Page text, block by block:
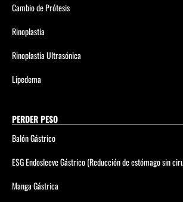
Cambio de Prótesis
Rinoplastia
Rinoplastia Ultrasónica
Lipedema
PERDER PESO
Balón Gástrico
ESG Endosleeve Gástrico (Reducción de estómago sin
Manga Gástrica